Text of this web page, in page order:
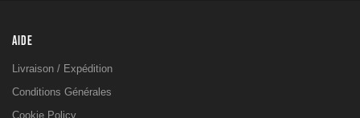
AIDE
Livraison / Expédition
Conditions Générales
Cookie Policy